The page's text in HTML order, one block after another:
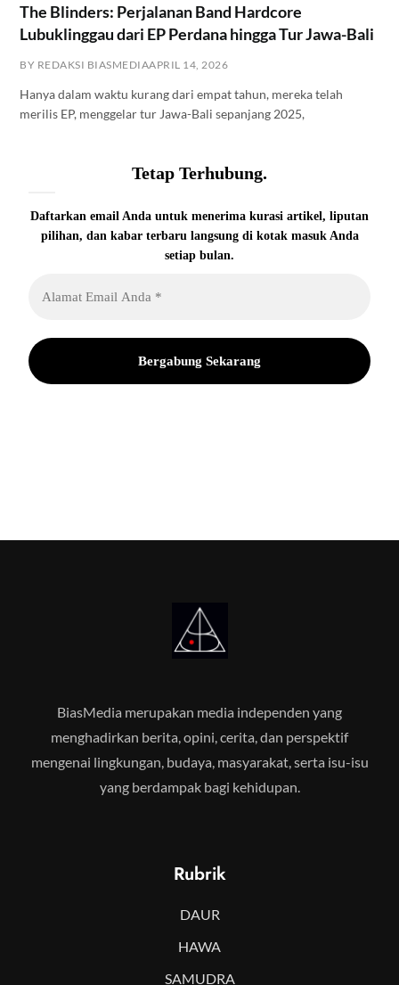
The Blinders: Perjalanan Band Hardcore
Lubuklinggau dari EP Perdana hingga Tur Jawa-Bali
BY REDAKSI BIASMEDIAAPRIL 14, 2026
Hanya dalam waktu kurang dari empat tahun, mereka telah
merilis EP, menggelar tur Jawa-Bali sepanjang 2025,
Tetap Terhubung.
Daftarkan email Anda untuk menerima kurasi artikel, liputan
pilihan, dan kabar terbaru langsung di kotak masuk Anda
setiap bulan.
BiasMedia merupakan media independen yang
menghadirkan berita, opini, cerita, dan perspektif
mengenai lingkungan, budaya, masyarakat, serta isu-isu
yang berdampak bagi kehidupan.
Rubrik
DAUR
HAWA
SAMUDRA